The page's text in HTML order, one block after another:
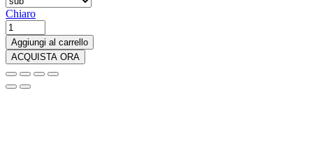
Chiaro
LEGO
Wednesday
Appartamento
di
Mano
quantità
Aggiungi al carrello
ACQUISTA ORA